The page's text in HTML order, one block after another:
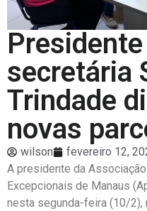
secretária
Trindade
novas
wilson fevereiro 12,
A presidente da
Excepcionais de Manaus
nesta segunda-feira (10/2),